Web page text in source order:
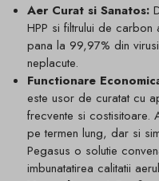
Aer Curat si Sanatos:
HPP si filtrului de carbon
pana la 99,97% din
neplacute.
Functionare
este usor de curatat cu
frecvente si costisitoare.
pe termen lung, dar si
Pegasus o solutie
imbunatatirea calitatii